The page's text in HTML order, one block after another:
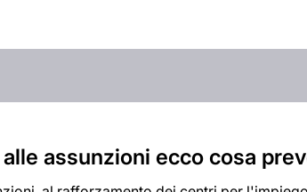
assunzioni ecco cosa